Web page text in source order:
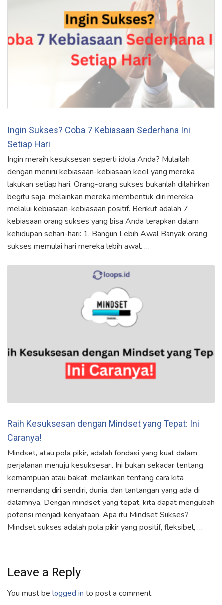
Ingin Sukses? Coba 7 Kebiasaan Sederhana Ini
Setiap Hari
Ingin meraih kesuksesan seperti idola Anda? Mulailah
dengan meniru kebiasaan-kebiasaan kecil yang mereka
lakukan setiap hari. Orang-orang sukses bukanlah dilahirkan
begitu saja, melainkan mereka membentuk diri mereka
melalui kebiasaan-kebiasaan positif. Berikut adalah 7
kebiasaan orang sukses yang bisa Anda terapkan dalam
kehidupan sehari-hari: 1. Bangun Lebih Awal Banyak orang
sukses memulai hari mereka lebih awal. …
Raih Kesuksesan dengan Mindset yang Tepat: Ini
Caranya!
Mindset, atau pola pikir, adalah fondasi yang kuat dalam
perjalanan menuju kesuksesan. Ini bukan sekadar tentang
kemampuan atau bakat, melainkan tentang cara kita
memandang diri sendiri, dunia, dan tantangan yang ada di
dalamnya. Dengan mindset yang tepat, kita dapat mengubah
potensi menjadi kenyataan. Apa itu Mindset Sukses?
Mindset sukses adalah pola pikir yang positif, fleksibel, …
Leave a Reply
You must be logged in to post a comment.